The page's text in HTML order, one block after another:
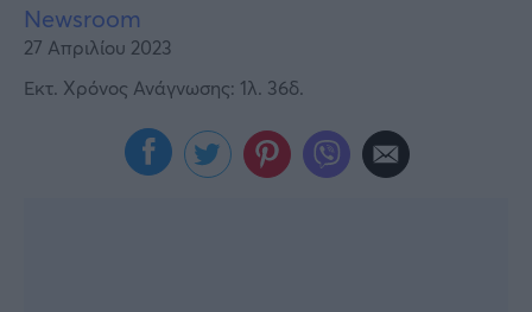
Newsroom
27 Απριλίου 2023
Εκτ. Χρόνος Ανάγνωσης: 1λ. 36δ.